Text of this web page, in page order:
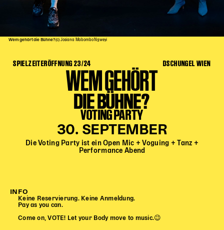
Kinder-Redaktion
Junge Kunst
Next Generation
MAGMA 25/26
Dramaturgie + Stadt
Theaterwerkstätten
PÄDAGOGIK
Partnerklasse + Partnerschule
Schulabenteuernacht
Wem gehört die Bühne?(c) Josiana Mabombo Ngweyi
SPIELZEITERÖFFNUNG 23/24 DSCHUNGEL WIEN
WEM GEHÖRT
DIE BÜHNE?
VOTING PARTY
30. SEPTEMBER
Die Voting Party ist ein Open Mic + Voguing + Tanz +
Performance Abend
INFO
Keine Reservierung. Keine Anmeldung.
Pay as you can.
Come on, VOTE! Let your Body move to music.😉